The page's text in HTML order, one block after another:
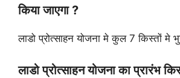
किया जाएगा ?
लाडो प्रोत्साहन योजना मे कुल 7 किस्तों मे
लाडो प्रोत्साहन योजना का प्रारंभ